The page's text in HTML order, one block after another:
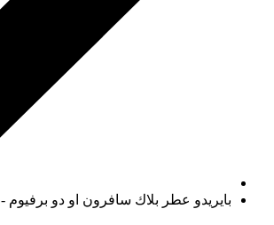
بايريدو عطر بلاك سافرون او دو برفيوم - 100 مل